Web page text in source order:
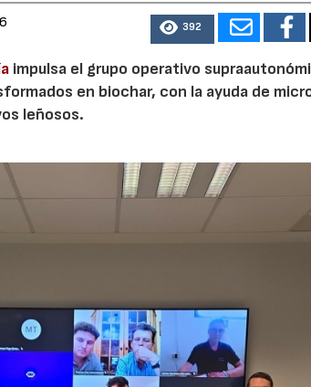
392
impulsa el grupo operativo
en biochar, con la ayuda de
leñosos.